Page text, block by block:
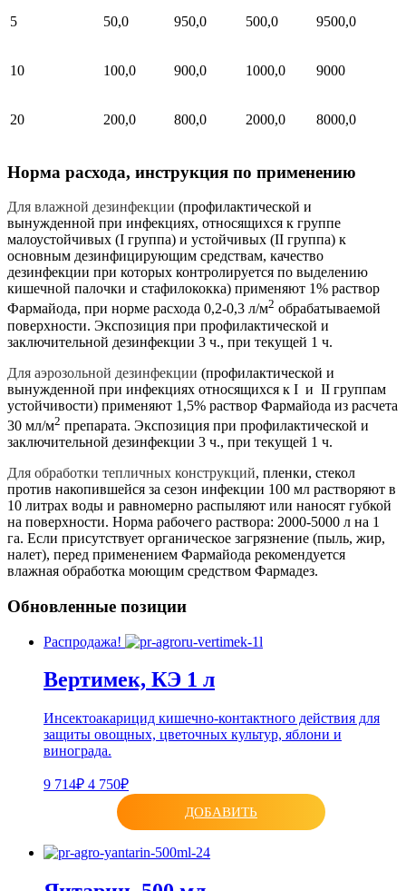
5 50,0 950,0 500,0 9500,0
10 100,0 900,0 1000,0 9000
20 200,0 800,0 2000,0 8000,0
Норма расхода, инструкция по применению
Для влажной дезинфекции (профилактической и
вынужденной при инфекциях, относящихся к группе
малоустойчивых (I группа) и устойчивых (II группа) к
основным дезинфицирующим средствам, качество
дезинфекции при которых контролируется по выделению
кишечной палочки и стафилококка) применяют 1% раствор
Фармайода, при норме расхода 0,2-0,3 л/м2 обрабатываемой
поверхности. Экспозиция при профилактической и
заключительной дезинфекции 3 ч., при текущей 1 ч.
Для аэрозольной дезинфекции (профилактической и
вынужденной при инфекциях относящихся к I и II группам
устойчивости) применяют 1,5% раствор Фармайода из расчета
30 мл/м2 препарата. Экспозиция при профилактической и
заключительной дезинфекции 3 ч., при текущей 1 ч.
Для обработки тепличных конструкций, пленки, стекол
против накопившейся за сезон инфекции 100 мл растворяют в
10 литрах воды и равномерно распыляют или наносят губкой
на поверхности. Норма рабочего раствора: 2000-5000 л на 1
га. Если присутствует органическое загрязнение (пыль, жир,
налет), перед применением Фармайода рекомендуется
влажная обработка моющим средством Фармадез.
Обновленные позиции
Распродажа!
Вертимек, КЭ 1 л
Инсектоакарицид кишечно-контактного действия для
защиты овощных, цветочных культур, яблони и
винограда.
9 714₽ 4 750₽
ДОБАВИТЬ